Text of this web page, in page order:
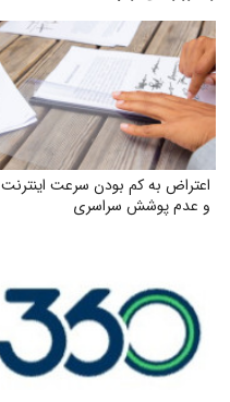
اعتراض به کم بودن سرعت اینترنت
و عدم پوشش سراسری